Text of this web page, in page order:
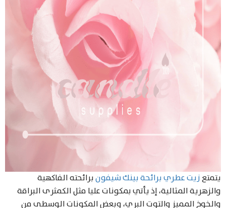
يتمتعزيت عطري برائحة بينك شيفونبرائحته الفاكهية
والزهرية المثالية، إذ يأتي بمكونات عليا مثل الكمثرى البراقة
والخوخ المميز والتوت البري، وبعض المكونات الوسطى من